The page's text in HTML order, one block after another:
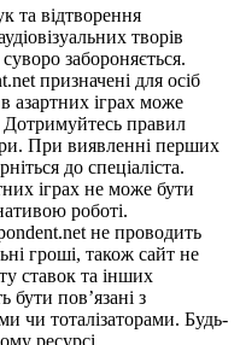
та відтворення
творів
забороняється.
призначені для осіб
азартних іграх може
Дотримуйтесь правил
При виявленні перших
до спеціаліста.
іграх не може бути
роботі.
не проводить
гроші, також сайт не
ставок та інших
бути пов’язані з
чи тоталізаторами. Будь-
ресурсі